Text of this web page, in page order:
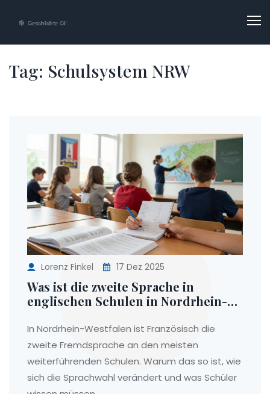
Tag: Schulsystem NRW
Lorenz Finkel 17 Dez 2025
Was ist die zweite Sprache in
englischen Schulen in Nordrhein-
In Nordrhein-Westfalen ist Französisch die
zweite Fremdsprache an den meisten
weiterführenden Schulen. Warum das so ist, wie
sich die Sprachwahl verändert und was Schüler